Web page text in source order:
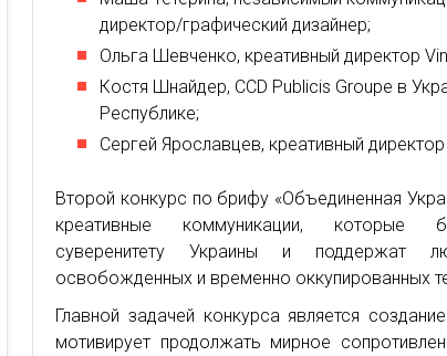
директор/графический дизайнер;
Ольга Шевченко, креативный директор
Костя Шнайдер, CCD Publicis Groupe в
Республике;
Сергей Ярославцев, креативный
Второй конкурс по брифу «Объединенная
креативные коммуникации, которые
суверенитету Украины и поддержат
освобожденных и временно оккупированных
Главной задачей конкурса является
мотивирует продолжать мирное